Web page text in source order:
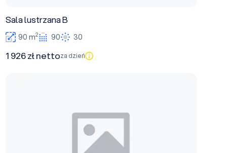
Sala lustrzana B
90 m2 90 30
1 926 zł nettoza dzień